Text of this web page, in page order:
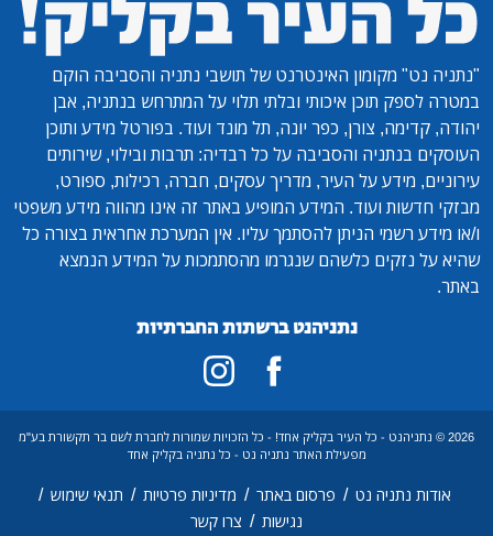
"נתניה נט" מקומון האינטרנט של תושבי נתניה והסביבה הוקם
במטרה לספק תוכן איכותי ובלתי תלוי על המתרחש בנתניה, אבן
יהודה, קדימה, צורן, כפר יונה, תל מונד ועוד. בפורטל מידע ותוכן
העוסקים בנתניה והסביבה על כל רבדיה: תרבות ובילוי, שירותים
עירוניים, מידע על העיר, מדריך עסקים, חברה, רכילות, ספורט,
מבזקי חדשות ועוד. המידע המופיע באתר זה אינו מהווה מידע משפטי
ו/או מידע רשמי הניתן להסתמך עליו. אין המערכת אחראית בצורה כל
שהיא על נזקים כלשהם שנגרמו מהסתמכות על המידע הנמצא
באתר.
נתניהנט ברשתות החברתיות
2026 © נתניהנט - כל העיר בקליק אחד! - כל הזכויות שמורות לחברת לשם בר תקשורת בע"מ
מפעילת האתר נתניה נט - כל נתניה בקליק אחד
אודות נתניה נט / פרסום באתר / מדיניות פרטיות / תנאי שימוש /
נגישות / צרו קשר